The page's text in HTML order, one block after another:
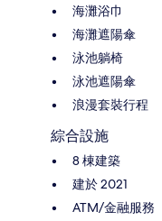
海灘浴巾
海灘遮陽傘
泳池躺椅
泳池遮陽傘
浪漫套裝行程
綜合設施
8 棟建築
建於 2021
ATM/金融服務